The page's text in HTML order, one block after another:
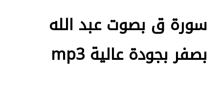
سورة ق بصوت عبد الله
بصفر بجودة عالية mp3